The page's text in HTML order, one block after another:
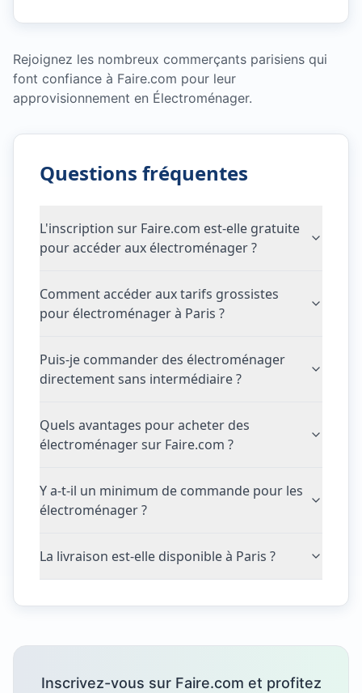
Rejoignez les nombreux commerçants parisiens qui
font confiance à Faire.com pour leur
approvisionnement en Électroménager.
Questions fréquentes
L'inscription sur Faire.com est-elle gratuite
pour accéder aux électroménager ?
Comment accéder aux tarifs grossistes
pour électroménager à Paris ?
Puis-je commander des électroménager
directement sans intermédiaire ?
Quels avantages pour acheter des
électroménager sur Faire.com ?
Y a-t-il un minimum de commande pour les
électroménager ?
La livraison est-elle disponible à Paris ?
Inscrivez-vous sur Faire.com et profitez